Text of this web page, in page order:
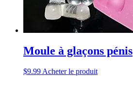
Moule à glaçons pénis
$9.99 Acheter le produit